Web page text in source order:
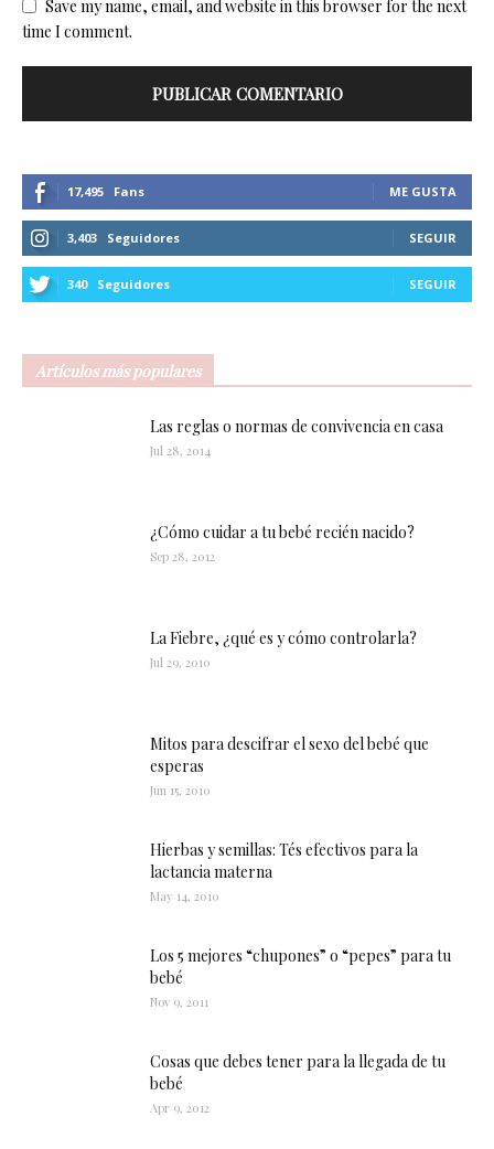
Save my name, email, and website in this browser for the next
time I comment.
17,495 Fans ME GUSTA
3,403 Seguidores SEGUIR
340 Seguidores SEGUIR
Artículos más populares
Las reglas o normas de convivencia en casa
Jul 28, 2014
¿Cómo cuidar a tu bebé recién nacido?
Sep 28, 2012
La Fiebre, ¿qué es y cómo controlarla?
Jul 29, 2010
Mitos para descifrar el sexo del bebé que
esperas
Jun 15, 2010
Hierbas y semillas: Tés efectivos para la
lactancia materna
May 14, 2010
Los 5 mejores “chupones” o “pepes” para tu
bebé
Nov 9, 2011
Cosas que debes tener para la llegada de tu
bebé
Apr 9, 2012